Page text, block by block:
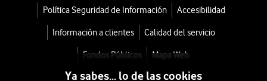
Política Seguridad de Información Accesibilidad
Información a clientes Calidad del servicio
Fondos Públicos Mapa Web
Ya sabes... lo de las cookies